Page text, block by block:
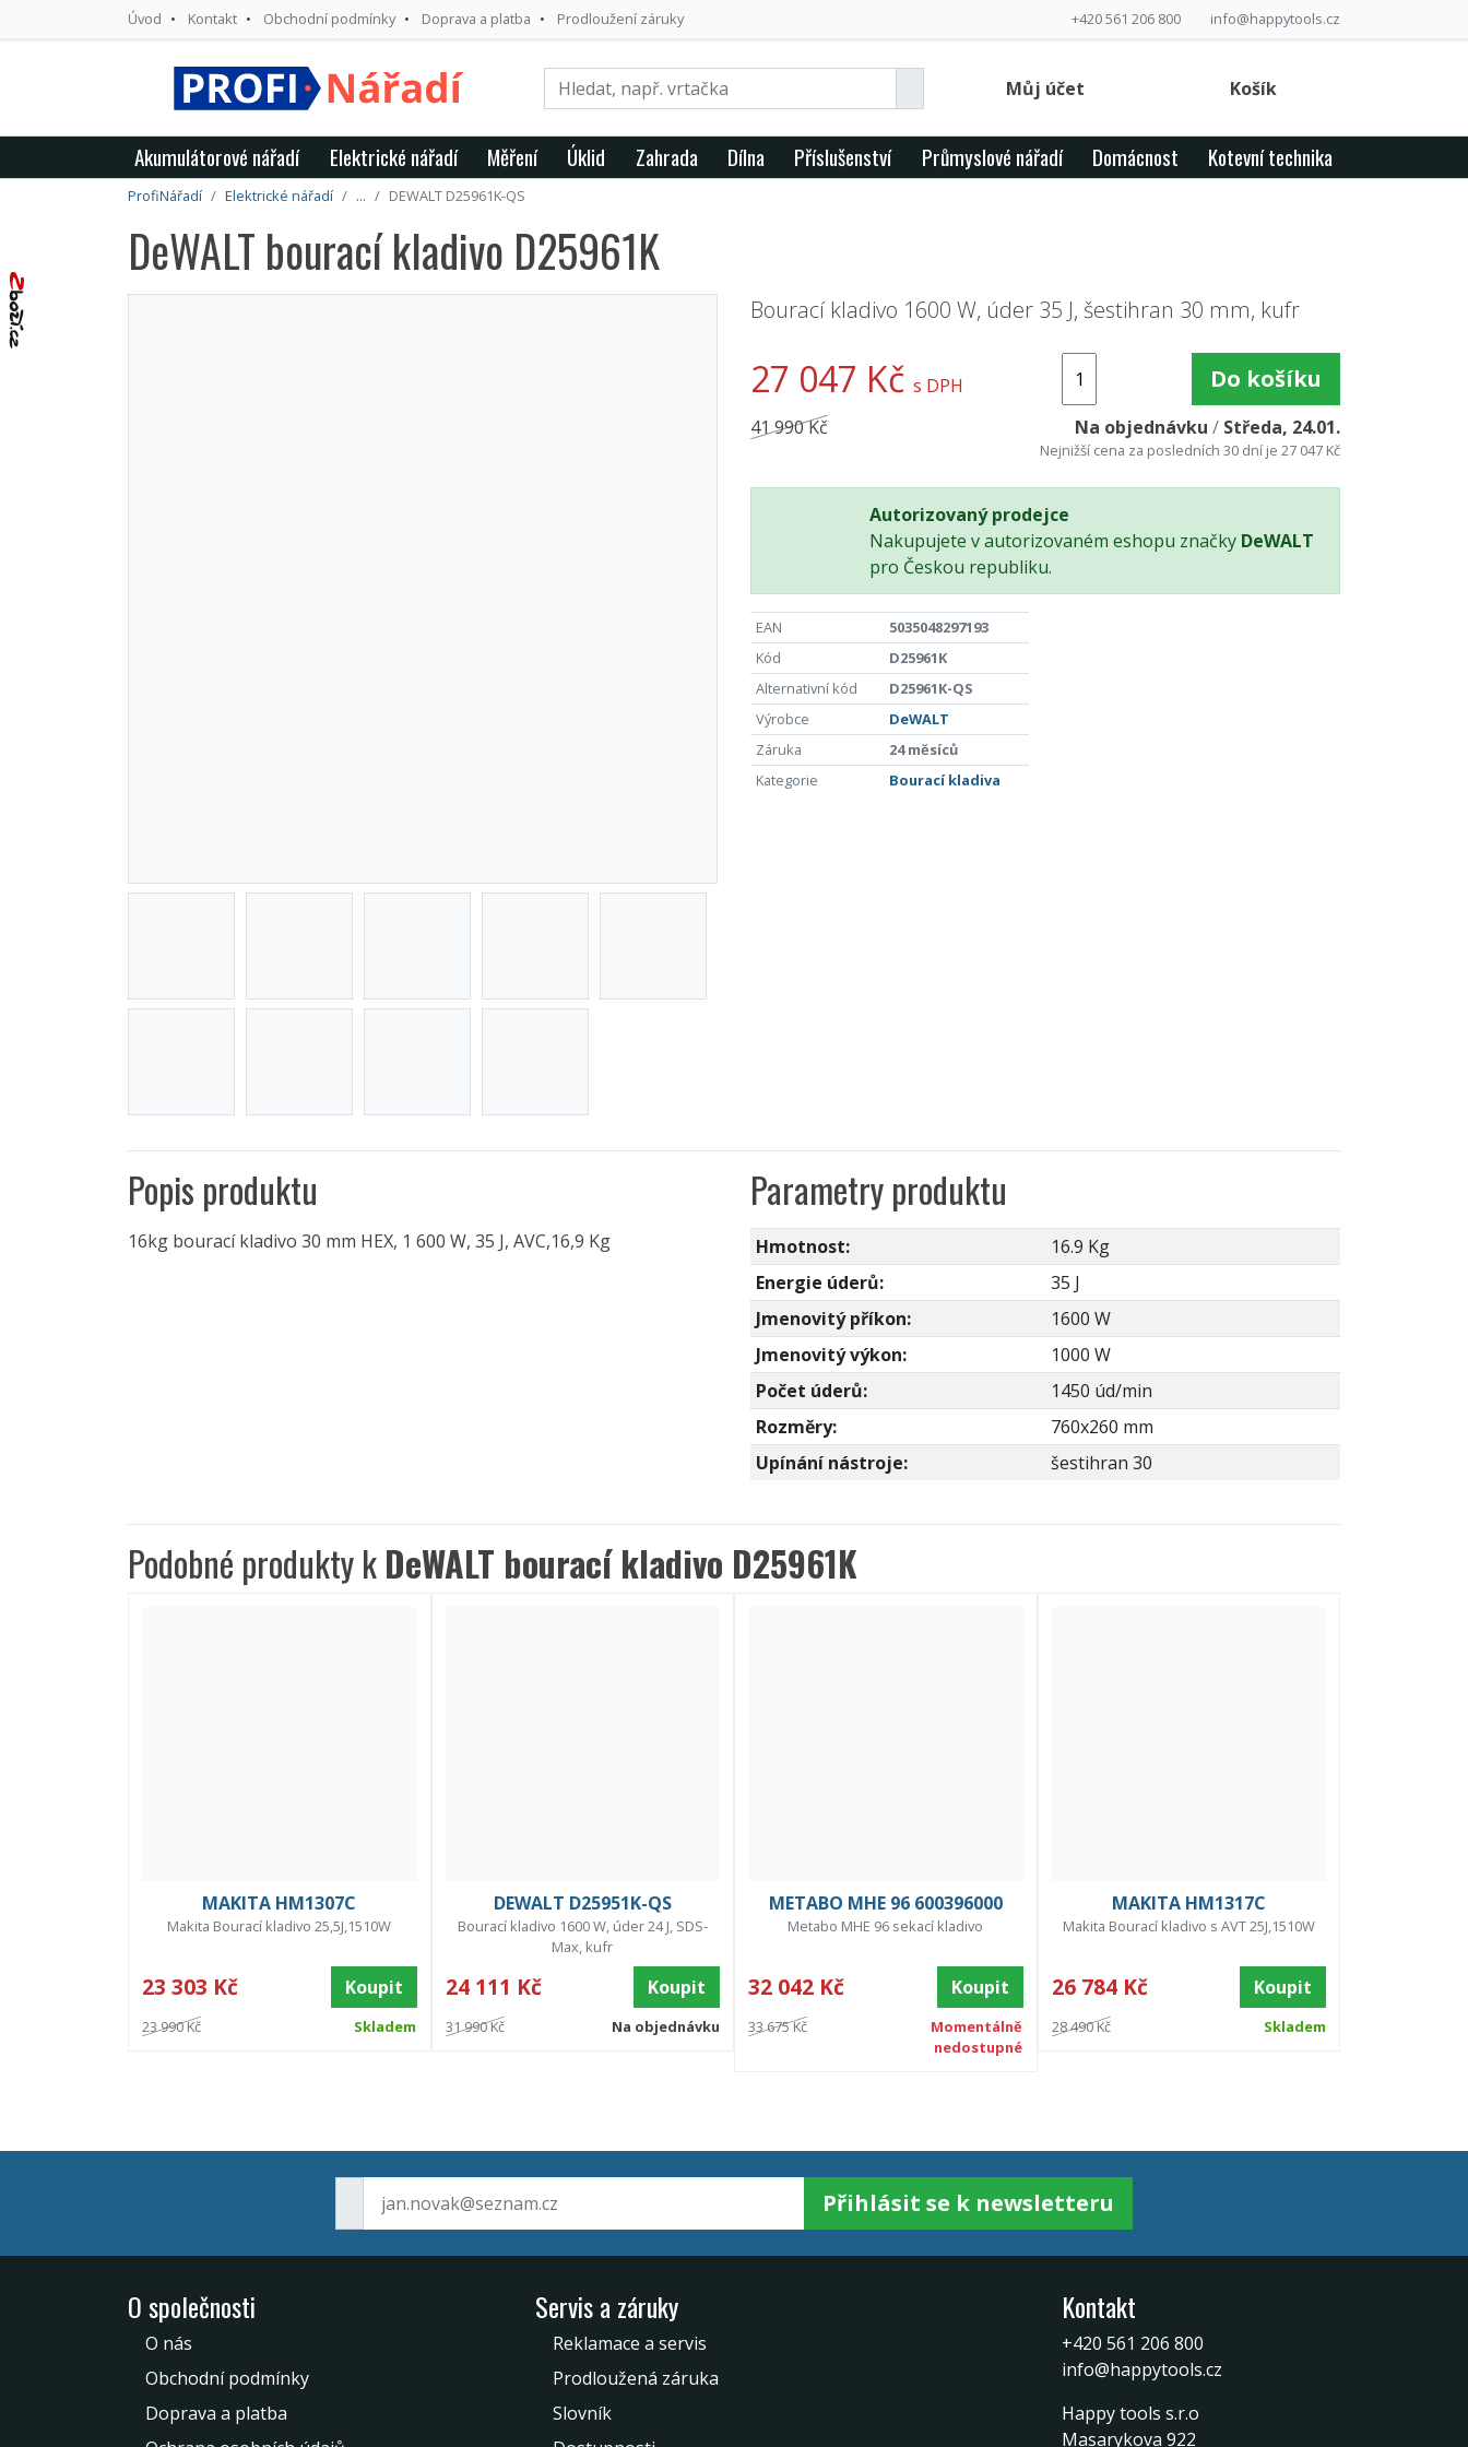
Úvod Kontakt Obchodní podmínky Doprava a platba Prodloužení záruky +420 561 206 800 info@happytools.cz
Můj účet Košík
Akumulátorové nářadí Elektrické nářadí Měření Úklid Zahrada Dílna Příslušenství Průmyslové nářadí Domácnost Kotevní technika
ProfiNářadí Elektrické nářadí ... DEWALT D25961K-QS
DeWALT bourací kladivo D25961K
Bourací kladivo 1600 W, úder 35 J, šestihran 30 mm, kufr
27 047 Kč s DPH Do košíku
41 990 Kč Na objednávku / Středa, 24.01.
Nejnižší cena za posledních 30 dní je 27 047 Kč
Autorizovaný prodejce
Nakupujete v autorizovaném eshopu značky DeWALT
pro Českou republiku.
EAN
5035048297193
Kód
D25961K
Alternativní kód
D25961K-QS
Výrobce
DeWALT
Záruka
24 měsíců
Kategorie
Bourací kladiva
Popis produktu
16kg bourací kladivo 30 mm HEX, 1 600 W, 35 J, AVC,16,9 Kg
Parametry produktu
Hmotnost:
16.9 Kg
Energie úderů:
35 J
Jmenovitý příkon:
1600 W
Jmenovitý výkon:
1000 W
Počet úderů:
1450 úd/min
Rozměry:
760x260 mm
Upínání nástroje:
šestihran 30
Podobné produkty kDeWALT bourací kladivo D25961K
MAKITA HM1307C
Makita Bourací kladivo 25,5J,1510W
23 303 Kč Koupit
23 990 Kč Skladem
DEWALT D25951K-QS
Bourací kladivo 1600 W, úder 24 J, SDS-
Max, kufr
24 111 Kč Koupit
31 990 Kč Na objednávku
METABO MHE 96 600396000
Metabo MHE 96 sekací kladivo
32 042 Kč Koupit
33 675 Kč
Momentálně
nedostupné
MAKITA HM1317C
Makita Bourací kladivo s AVT 25J,1510W
26 784 Kč Koupit
28 490 Kč Skladem
Přihlásit se k newsletteru
O společnosti
O nás
Obchodní podmínky
Doprava a platba
Servis a záruky
Reklamace a servis
Prodloužená záruka
Slovník
Kontakt
+420 561 206 800
info@happytools.cz
Happy tools s.r.o
Masarykova 922